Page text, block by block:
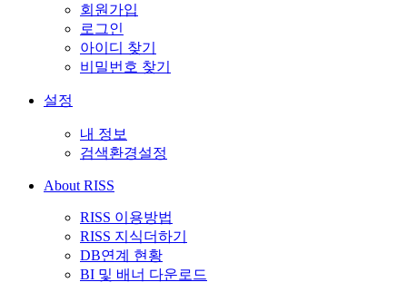
회원가입
로그인
아이디 찾기
비밀번호 찾기
설정
내 정보
검색환경설정
About RISS
RISS 이용방법
RISS 지식더하기
DB연계 현황
BI 및 배너 다운로드